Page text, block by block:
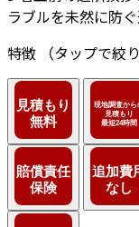
ラブルを未然に防
特徴
（タップで絞